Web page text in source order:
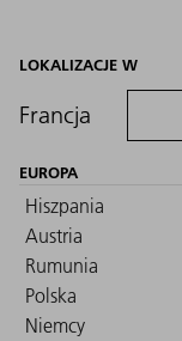
LOKALIZACJE W
Francja
EUROPA
Hiszpania
Austria
Rumunia
Polska
Niemcy